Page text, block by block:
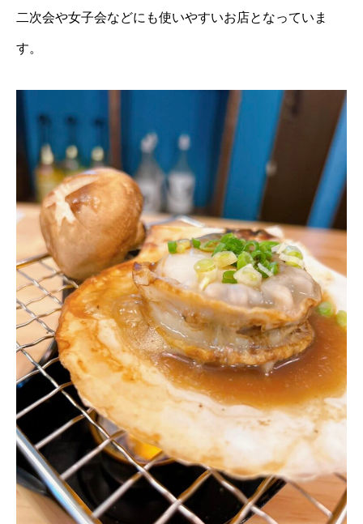
二次会や女子会などにも使いやすいお店となっていま
す。